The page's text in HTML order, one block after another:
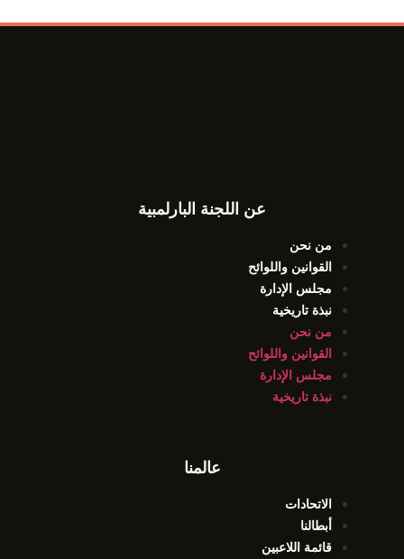
عن اللجنة البارلمبية
من نحن
القوانين واللوائح
مجلس الإدارة
نبذة تاريخية
من نحن
القوانين واللوائح
مجلس الإدارة
نبذة تاريخية
عالمنا
الاتحادات
أبطالنا
قائمة اللاعبين